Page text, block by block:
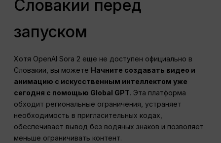
Словакии перед
запуском
Хотя OpenAI Sora 2 еще не доступен официально в
Словакии, вы можете Начните создавать видео и
анимацию с искусственным интеллектом уже
сегодня с помощью Global GPT. Эта платформа
обходит региональные ограничения, устраняет
необходимость в пригласительных кодах,
обеспечивает вывод без водяных знаков и позволяет
меньше ограничивать контент.